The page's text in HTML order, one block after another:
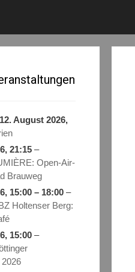
12. August 2026,
, 21:15 –
Open-Air-
Brauweg
, 15:00 – 18:00 –
Holtenser Berg:
, 15:00 –